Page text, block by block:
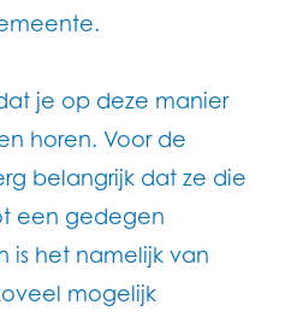
je op deze manier
horen. Voor de
belangrijk dat ze die
een gedegen
is het namelijk van
mogelijk